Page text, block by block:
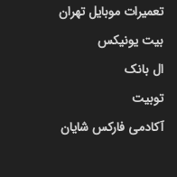
تعمیرات موبایل تهران
بیت یونیکس
ال بانک
توبیت
آکادمی فارکس شایان